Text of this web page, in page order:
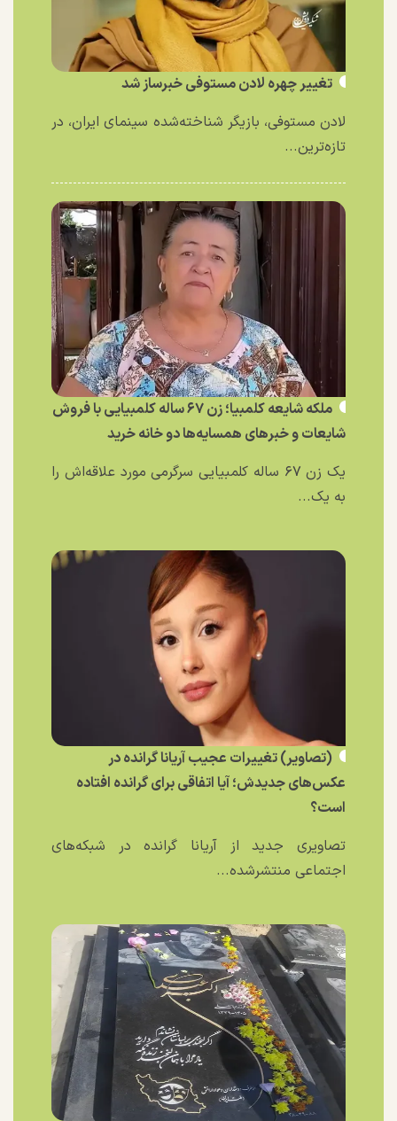
تغییر چهره لادن مستوفی خبرساز شد
لادن مستوفی، بازیگر شناخته‌شده سینمای ایران، در
تازه‌ترین...
ملکه شایعه کلمبیا؛ زن ۶۷ ساله کلمبیایی با فروش
شایعات و خبر‌های همسایه‌ها دو خانه خرید
یک زن ۶۷ ساله کلمبیایی سرگرمی مورد علاقه‌اش را
به یک...
(تصاویر) تغییرات عجیب آریانا گرانده در
عکس‌های جدیدش؛ آیا اتفاقی برای گرانده افتاده
است؟
تصاویری جدید از آریانا گرانده در شبکه‌های
اجتماعی منتشرشده...